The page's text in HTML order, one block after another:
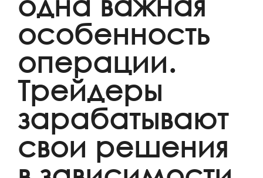
особенность
операции.
Трейдеры
зарабатывают
свои решения